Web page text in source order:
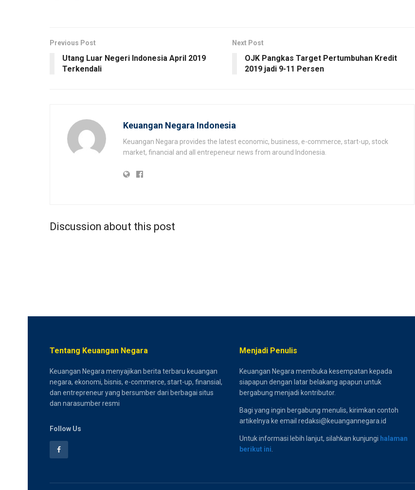
Previous Post
Utang Luar Negeri Indonesia April 2019
Terkendali
Next Post
OJK Pangkas Target Pertumbuhan Kredit
2019 jadi 9-11 Persen
Keuangan Negara Indonesia
Keuangan Negara provides the latest economic, business, e-commerce, start-up, stock
market, financial and all entrepeneur news from around Indonesia.
Discussion about this post
Tentang Keuangan Negara
Keuangan Negara menyajikan berita terbaru keuangan
negara, ekonomi, bisnis, e-commerce, start-up, finansial,
dan entrepreneur yang bersumber dari berbagai situs
dan narasumber resmi
Follow Us
Menjadi Penulis
Keuangan Negara membuka kesempatan kepada
siapapun dengan latar belakang apapun untuk
bergabung menjadi kontributor.
Bagi yang ingin bergabung menulis, kirimkan contoh
artikelnya ke email redaksi@keuangannegara.id
Untuk informasi lebih lanjut, silahkan kunjungi halaman
berikut ini